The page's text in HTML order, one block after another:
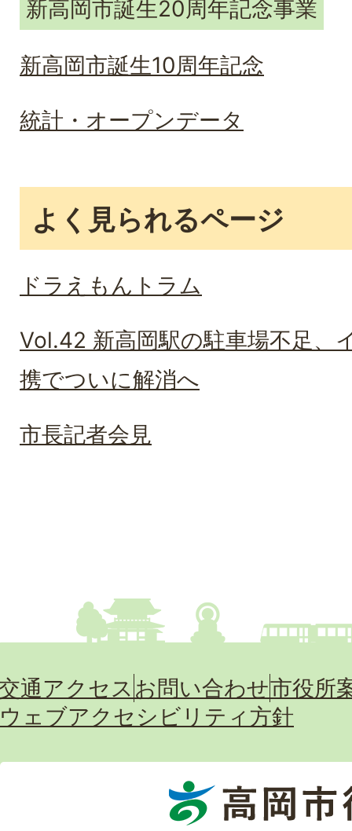
新高岡市誕生20周年記念事業
新高岡市誕生10周年記念
統計・オープンデータ
よく見られるページ
ドラえもんトラム
Vol.42 新高岡駅の駐車場不足、
携でついに解消へ
市長記者会見
通アクセス お問い合わせ市役所
ウェブアクセシビリティ方針